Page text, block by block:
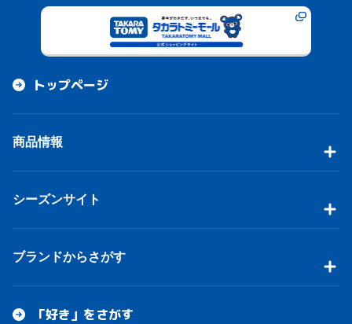
トップページ
商品情報
シーズンサイト
ブランドからさがす
「好き」をさがす